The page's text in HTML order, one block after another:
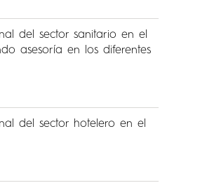
del sector sanitario en el
asesoría en los diferentes
del sector hotelero en el